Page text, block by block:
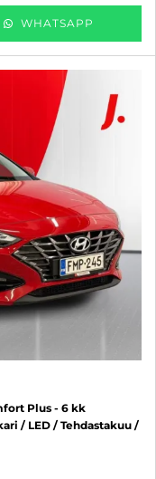
WHATSAPP
Plus - 6 kk
/ LED / Tehdastakuu /